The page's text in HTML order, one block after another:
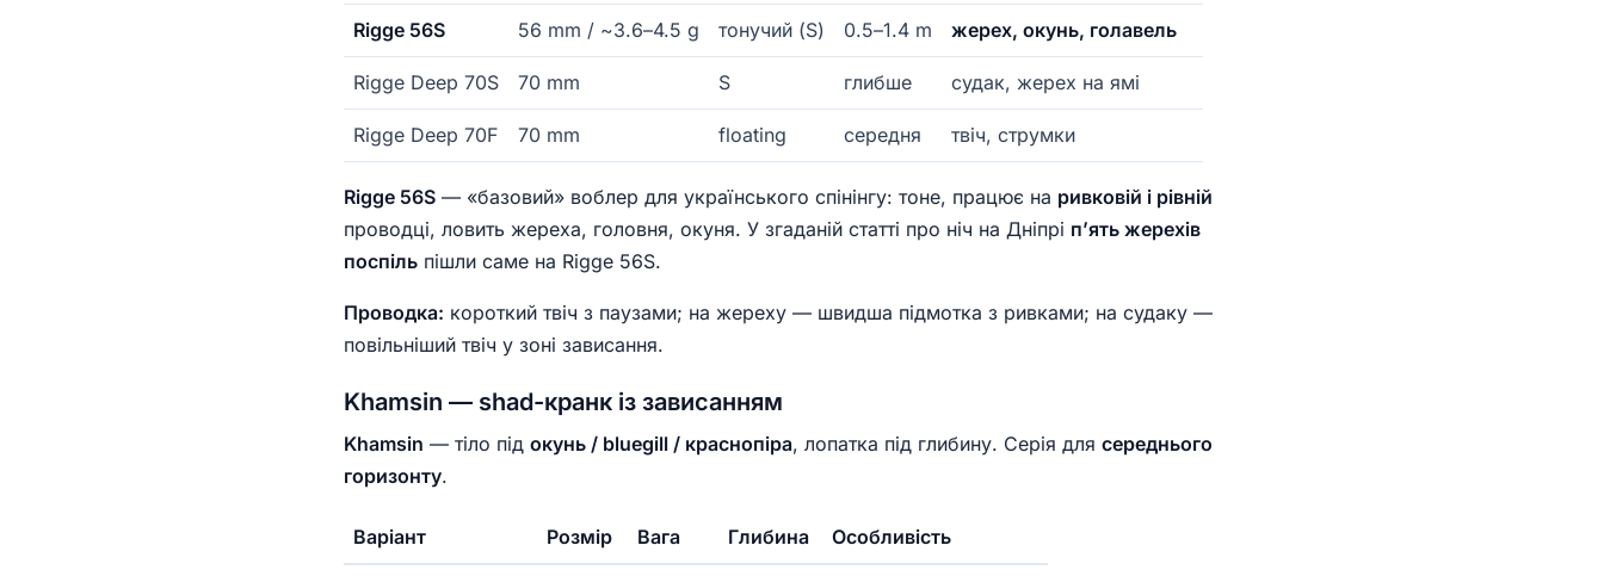
Rigge 56S 56 mm / ~3.6–4.5 g тонучий (S) 0.5–1.4 m жерех, окунь, голавель
Rigge Deep 70S 70 mm S глибше судак, жерех на ямі
Rigge Deep 70F 70 mm floating середня твіч, струмки
Rigge 56S — «базовий» воблер для українського спінінгу: тоне, працює на ривковій і рівній
проводці, ловить жереха, головня, окуня. У згаданій статті про ніч на Дніпрі п’ять жерехів
поспіль пішли саме на Rigge 56S.
Проводка: короткий твіч з паузами; на жереху — швидша підмотка з ривками; на судаку —
повільніший твіч у зоні зависання.
Khamsin — shad-кранк із зависанням
Khamsin — тіло під окунь / bluegill / краснопіра, лопатка під глибину. Серія для середнього
горизонту.
Варіант Розмір Вага Глибина Особливість